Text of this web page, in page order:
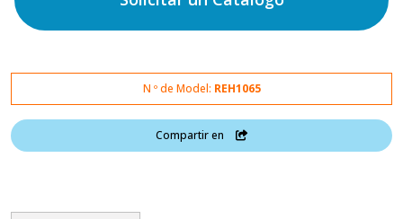
N º de Model: REH1065
Compartir en